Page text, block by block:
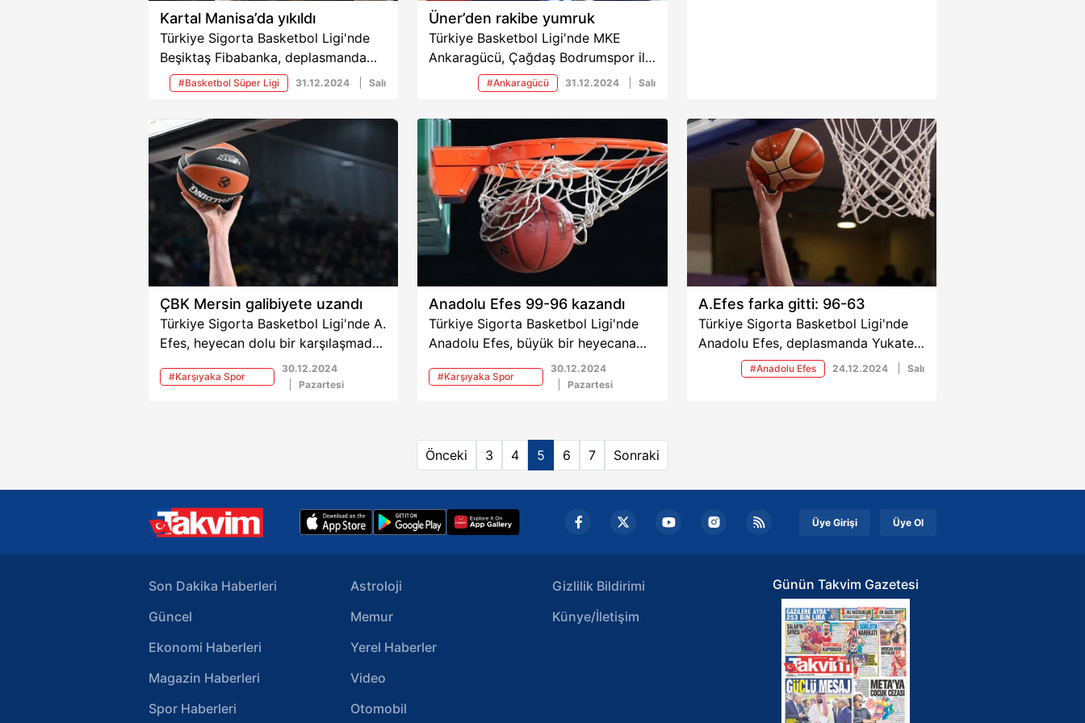
Kartal Manisa’da yıkıldı
Türkiye Sigorta Basketbol Ligi'nde
Beşiktaş Fibabanka, deplasmanda
Manisa Basket'e 94-88'lik skorla
mağlup oldu.
#Basketbol Süper Ligi 31.12.2024 Salı
Üner’den rakibe yumruk
Türkiye Basketbol Ligi'nde MKE
Ankaragücü, Çağdaş Bodrumspor ile
karşılaşırken, başantrenör Halil Üner,
rakip oyuncu Burak Erol'a yumruk
salladı.
#Ankaragücü 31.12.2024 Salı
ÇBK Mersin galibiyete uzandı
Türkiye Sigorta Basketbol Ligi'nde A.
Efes, heyecan dolu bir karşılaşmada
Karşıyaka'yı 99-96'lık skorla mağlup
etti.
#Karşıyaka Spor
30.12.2024
Pazartesi
Anadolu Efes 99-96 kazandı
Türkiye Sigorta Basketbol Ligi'nde
Anadolu Efes, büyük bir heyecana
sahne olan maçta Karşıyaka'yı 99-
96'lık skorla mağlup etti.
#Karşıyaka Spor
30.12.2024
Pazartesi
A.Efes farka gitti: 96-63
Türkiye Sigorta Basketbol Ligi'nde
Anadolu Efes, deplasmanda Yukatel
Merkezefendi Bld.'yi 96-63'lük skorla
mağlup etti.
#Anadolu Efes 24.12.2024 Salı
Önceki 3 4 5 6 7 Sonraki
Üye Girişi Üye Ol
Son Dakika Haberleri
Güncel
Ekonomi Haberleri
Magazin Haberleri
Spor Haberleri
Astroloji
Memur
Yerel Haberler
Video
Otomobil
Gizlilik Bildirimi
Künye/İletişim
Günün Takvim Gazetesi